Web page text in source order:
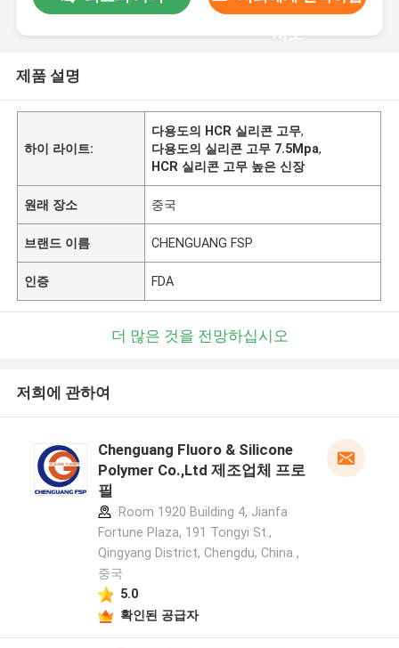
시오
제품 설명
하이 라이트:
다용도의 HCR 실리콘 고무,
다용도의 실리콘 고무 7.5Mpa,
HCR 실리콘 고무 높은 신장
원래 장소 중국
브랜드 이름 CHENGUANG FSP
인증 FDA
더 많은 것을 전망하십시오
저희에 관하여
Chenguang Fluoro & Silicone
Polymer Co.,Ltd 제조업체 프로
필
Room 1920 Building 4, Jianfa
Fortune Plaza, 191 Tongyi St.,
Qingyang District, Chengdu, China ,
중국
5.0
확인된 공급자